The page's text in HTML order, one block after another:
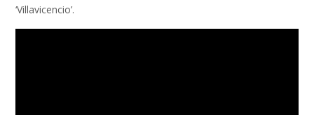
‘Villavicencio’.